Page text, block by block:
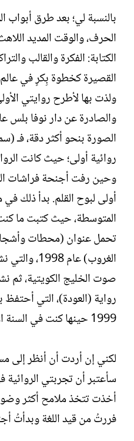
بالنسبة لي؛ بعد طرق أبواب
الحرف، والوقت المديد
الكتابة: الفكرة والقالب
القصيرة كخطوة بِكرٍ في
ولذت بها لأطرح روايتي
الصورة بنحو أكثر دقة، فـ
روائية أولى؛ حيث كانت
وحين رفت أجنحة فراشات
أولى لبوح القلم. بدأ ذلك
المتوسطة، حيث كتبت ما
الغروب) عام
صوت الخليج الكويتية،
رواية (العودة)، التي
1999 حينها كنت في السنة الأخيرة من الثانوية العامة.
لكني إن أردت أن أنظر إلى
سأعتبر أن تجربتي
أخذت تتخذ ملامح أكثر
فررتُ من قيد اللغة وبدأتُ